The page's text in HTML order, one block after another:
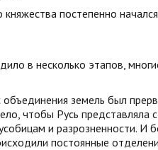
постепенно
в несколько этапов,
земель был
чтобы Русь представляла
и разрозненности. И
постоянные